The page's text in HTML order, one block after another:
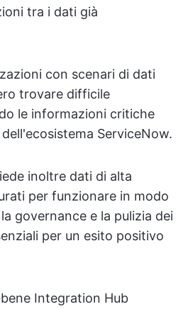
tra i dati già
con scenari di dati
trovare difficile
le informazioni critiche
ServiceNow.
inoltre dati di alta
per funzionare in modo
governance e la pulizia dei
per un esito positivo
Integration Hub